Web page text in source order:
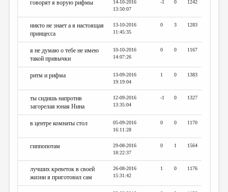
говорят я ворую рифмы
14-10-2016
13:50:07
-1 0 1242
никто не знает а я настоящая
принцесса
13-10-2016
11:45:35
0 3 1283
я не думаю о тебе не имею
такой привычки
10-10-2016
14:07:26
0 0 1167
ритм и рифма
13-09-2016
19:19:04
1 0 1383
ты сидишь напротив
загорелая юная Нина
12-09-2016
13:35:04
-1 0 1327
в центре комнаты стол
05-09-2016
16:11:28
0 0 1170
гиппопотам
29-08-2016
18:22:37
0 1 1564
лучших креветок в своей
жизни я приготовил сам
26-08-2016
15:31:42
1 0 1176